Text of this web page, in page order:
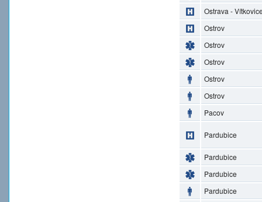
Ostrava -
Ostrov
Ostrov
Ostrov
Ostrov
Ostrov
Pacov
Pardubice
Pardubice
Pardubice
Pardubice